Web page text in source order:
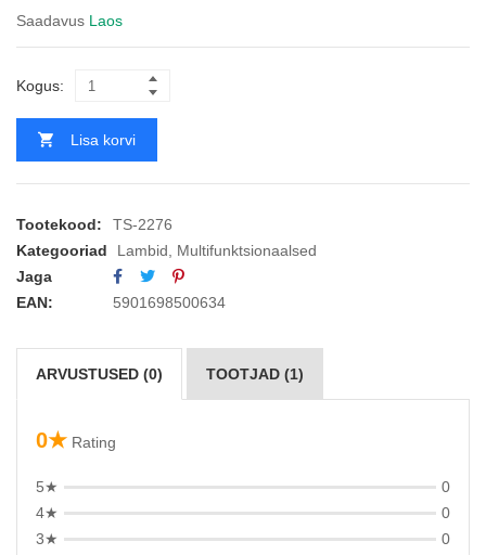
Saadavus Laos
Kogus:
Lisa korvi
Tootekood:
TS-2276
Kategooriad
Lambid
Multifunktsionaalsed
Jaga
EAN:
5901698500634
ARVUSTUSED (0) TOOTJAD (1)
0★ Rating
5★
0
4★
0
3★
0